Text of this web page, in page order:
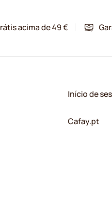
acima de 49 €
Início de
Cafay.pt